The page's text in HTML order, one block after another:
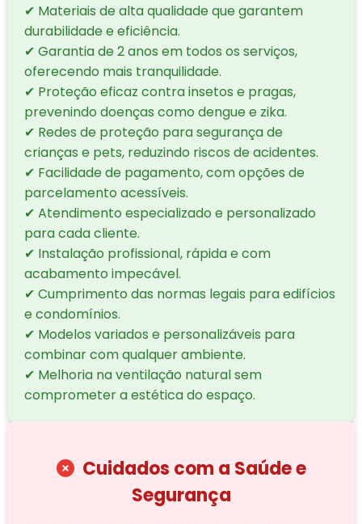
✔ Materiais de alta qualidade que garantem
durabilidade e eficiência.
✔ Garantia de 2 anos em todos os serviços,
oferecendo mais tranquilidade.
✔ Proteção eficaz contra insetos e pragas,
prevenindo doenças como dengue e zika.
✔ Redes de proteção para segurança de
crianças e pets, reduzindo riscos de acidentes.
✔ Facilidade de pagamento, com opções de
parcelamento acessíveis.
✔ Atendimento especializado e personalizado
para cada cliente.
✔ Instalação profissional, rápida e com
acabamento impecável.
✔ Cumprimento das normas legais para edifícios
e condomínios.
✔ Modelos variados e personalizáveis para
combinar com qualquer ambiente.
✔ Melhoria na ventilação natural sem
comprometer a estética do espaço.
Cuidados com a Saúde e
Segurança